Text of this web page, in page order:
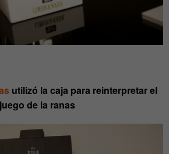
utilizó la caja para reinterpretar el
juego de la ranas